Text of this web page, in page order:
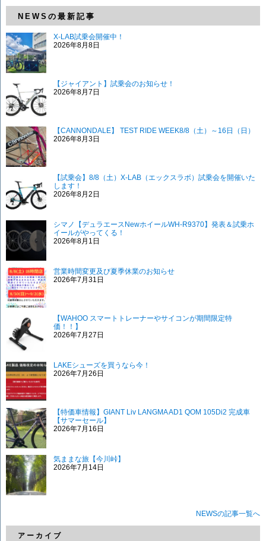
NEWSの最新記事
X-LAB試乗会開催中！
2026年8月8日
【ジャイアント】試乗会のお知らせ！
2026年8月7日
【CANNONDALE】 TEST RIDE WEEK8/8（土）～16日（日）
2026年8月3日
【試乗会】8/8（土）X-LAB（エックスラボ）試乗会を開催いた
します！
2026年8月2日
シマノ【デュラエースNewホイールWH-R9370】発表＆試乗ホ
イールがやってくる！
2026年8月1日
営業時間変更及び夏季休業のお知らせ
2026年7月31日
【WAHOO スマートトレーナーやサイコンが期間限定特
価！！】
2026年7月27日
LAKEシューズを買うなら今！
2026年7月26日
【特価車情報】GIANT Liv LANGMA AD1 QOM 105Di2 完成車
【サマーセール】
2026年7月16日
気ままな旅【今川峠】
2026年7月14日
NEWSの記事一覧へ
アーカイブ